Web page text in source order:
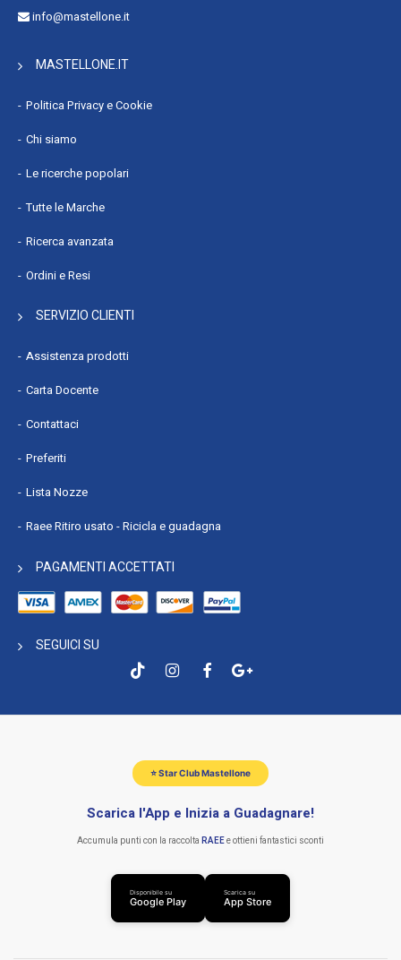
info@mastellone.it
MASTELLONE.IT
Politica Privacy e Cookie
Chi siamo
Le ricerche popolari
Tutte le Marche
Ricerca avanzata
Ordini e Resi
SERVIZIO CLIENTI
Assistenza prodotti
Carta Docente
Contattaci
Preferiti
Lista Nozze
Raee Ritiro usato - Ricicla e guadagna
PAGAMENTI ACCETTATI
SEGUICI SU
⭐ Star Club Mastellone
Scarica l'App e Inizia a Guadagnare!
Accumula punti con la raccolta RAEEe ottieni fantastici sconti
Disponibile su
Google Play
Scarica su
App Store